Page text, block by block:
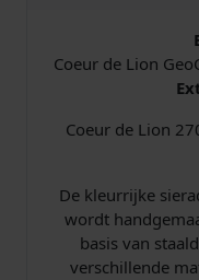
0
l
a
u
Coeur de Lion
Coeur de Lion
De kleurrijke
wordt
basis van
verschillende